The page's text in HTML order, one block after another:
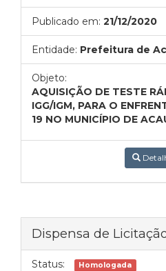
Publicado em: 21/12/2020
Entidade: Prefeitura de
Objeto:
AQUISIÇÃO DE TESTE
IGG/IGM, PARA O
19 NO MUNICÍPIO DE
Dispensa de
Status: Homologada